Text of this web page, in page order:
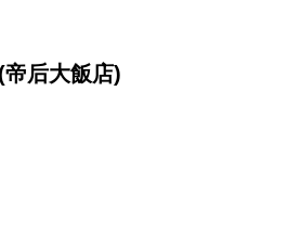
后大飯店)